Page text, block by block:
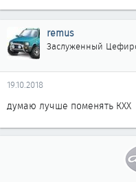
remus
Заслуженный
19.10.2018
думаю лучше поменять КХХ